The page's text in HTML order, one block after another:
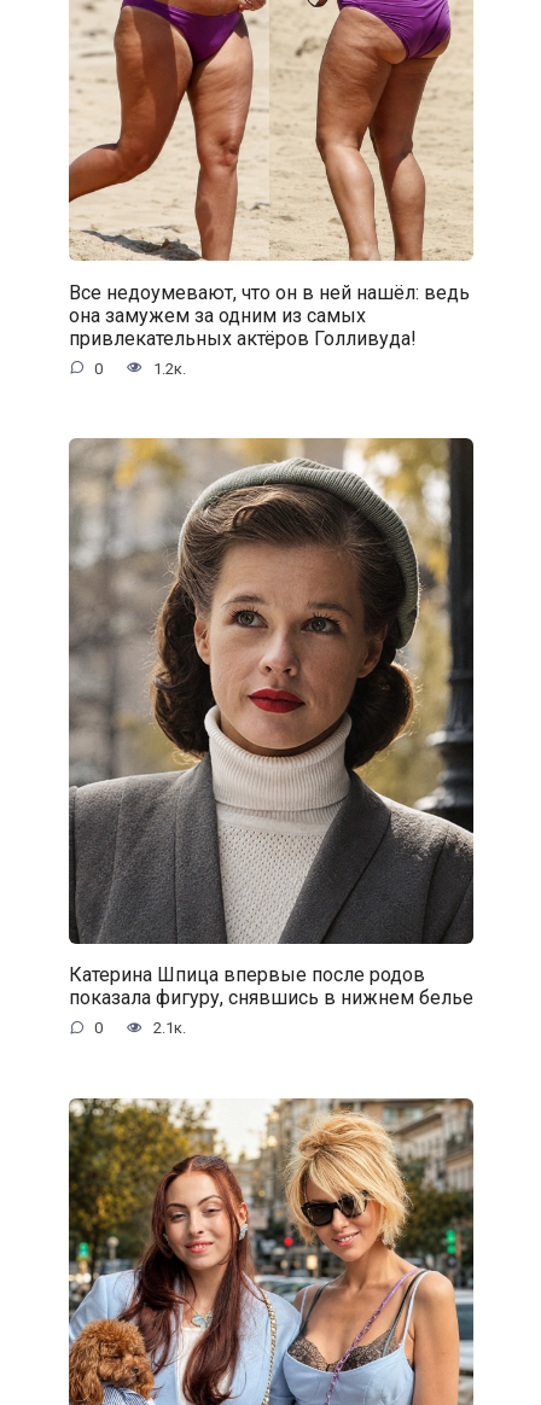
Все недоумевают, что он в ней нашёл: ведь
она замужем за одним из самых
привлекательных актёров Голливуда!
0 1.2к.
Катерина Шпица впервые после родов
показала фигуру, снявшись в нижнем белье
0 2.1к.